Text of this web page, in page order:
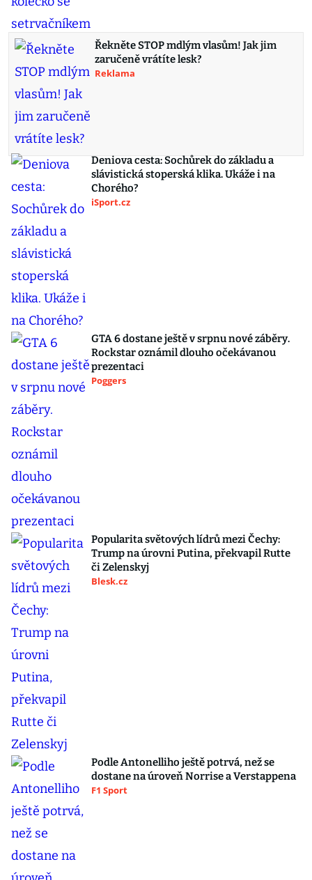
Řekněte STOP mdlým vlasům! Jak jim
zaručeně vrátíte lesk?
Reklama
Deniova cesta: Sochůrek do základu a
slávistická stoperská klika. Ukáže i na
Chorého?
iSport.cz
GTA 6 dostane ještě v srpnu nové záběry.
Rockstar oznámil dlouho očekávanou
prezentaci
Poggers
Popularita světových lídrů mezi Čechy:
Trump na úrovni Putina, překvapil Rutte
či Zelenskyj
Blesk.cz
Podle Antonelliho ještě potrvá, než se
dostane na úroveň Norrise a Verstappena
F1 Sport